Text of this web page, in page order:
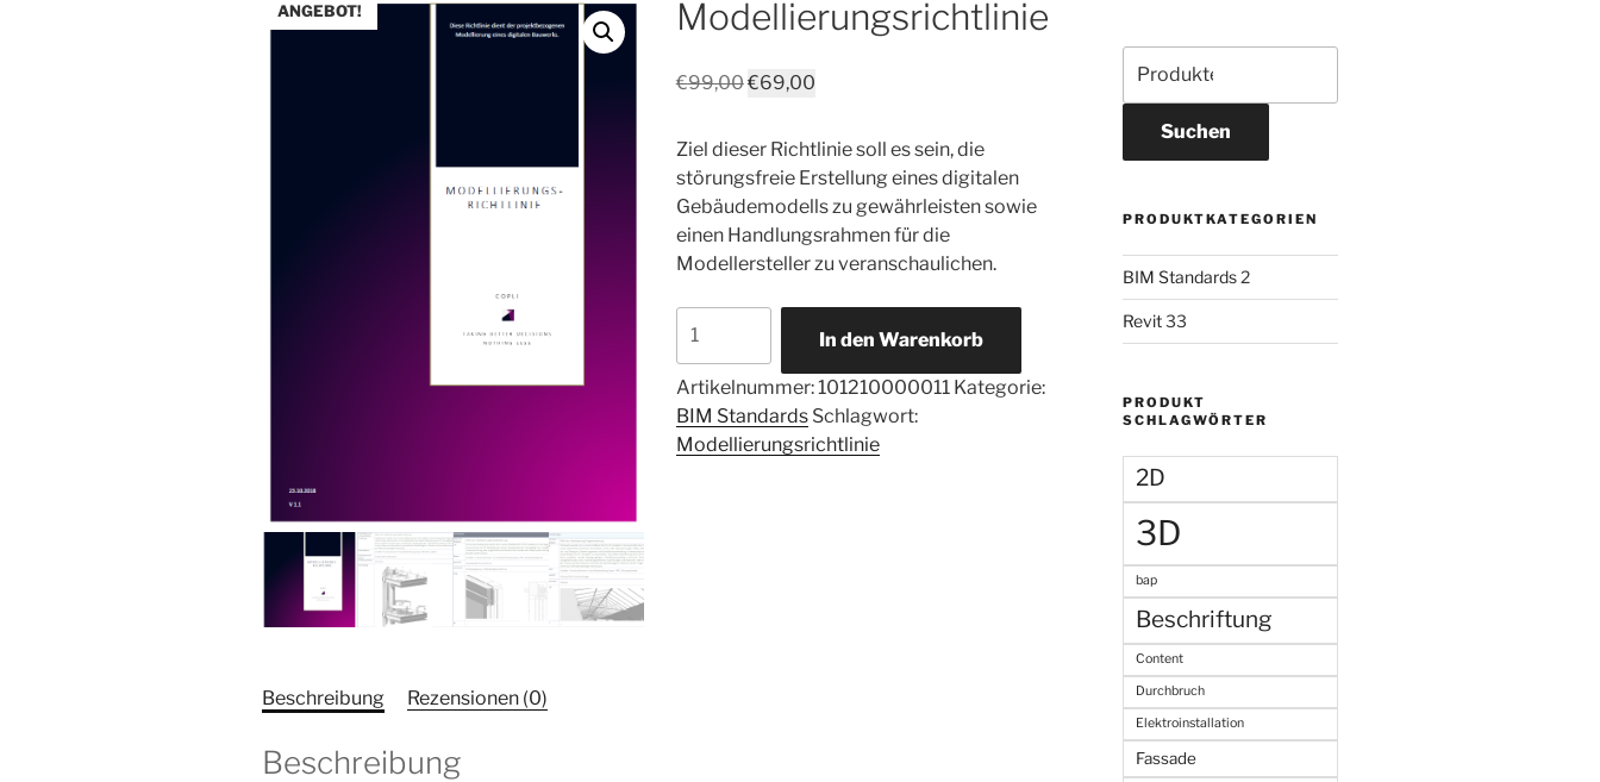
ANGEBOT! Modellierungsrichtlinie
€99,00€69,00
Ziel dieser Richtlinie soll es sein, die
störungsfreie Erstellung eines digitalen
Gebäudemodells zu gewährleisten sowie
einen Handlungsrahmen für die
Modellersteller zu veranschaulichen.
In den Warenkorb
Artikelnummer: 101210000011 Kategorie:
BIM Standards Schlagwort:
Modellierungsrichtlinie
Beschreibung Rezensionen (0)
Beschreibung
Suchen
PRODUKTKATEGORIEN
BIM Standards2
Revit33
PRODUKT
SCHLAGWÖRTER
2D
3D
bap
Beschriftung
Content
Durchbruch
Elektroinstallation
Fassade